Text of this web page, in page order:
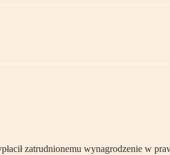
zatrudnionemu wynagrodzenie w